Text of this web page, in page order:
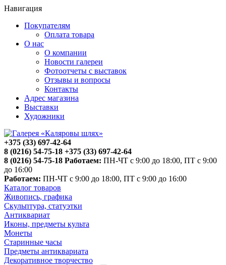
Навигация
Покупателям
Оплата товара
О нас
О компании
Новости галереи
Фотоотчеты с выставок
Отзывы и вопросы
Контакты
Адрес магазина
Выставки
Художники
+375 (33) 697-42-64
8 (0216) 54-75-18 +375 (33) 697-42-64
8 (0216) 54-75-18 Работаем: ПН-ЧТ с 9:00 до 18:00, ПТ с 9:00
до 16:00
Работаем: ПН-ЧТ с 9:00 до 18:00, ПТ с 9:00 до 16:00
Каталог товаров
Живопись, графика
Скульптура, статуэтки
Антиквариат
Иконы, предметы культа
Монеты
Старинные часы
Предметы антиквариата
Декоративное творчество